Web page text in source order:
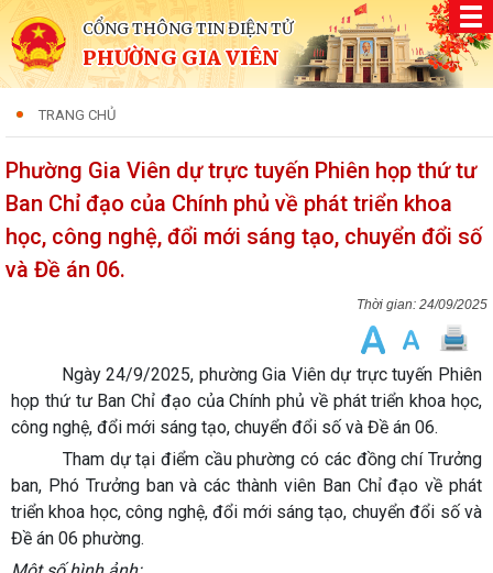
CỔNG THÔNG TIN ĐIỆN TỬ
PHƯỜNG GIA VIÊN
TRANG CHỦ
Phường Gia Viên dự trực tuyến Phiên họp thứ tư
Ban Chỉ đạo của Chính phủ về phát triển khoa
học, công nghệ, đổi mới sáng tạo, chuyển đổi số
và Đề án 06.
24/09/2025
Ngày 24/9/2025, phường Gia Viên dự trực tuyến Phiên
họp thứ tư Ban Chỉ đạo của Chính phủ về phát triển khoa học,
công nghệ, đổi mới sáng tạo, chuyển đổi số và Đề án 06.
Tham dự tại điểm cầu phường có các đồng chí Trưởng
ban, Phó Trưởng ban và các thành viên Ban Chỉ đạo về phát
triển khoa học, công nghệ, đổi mới sáng tạo, chuyển đổi số và
Đề án 06 phường.